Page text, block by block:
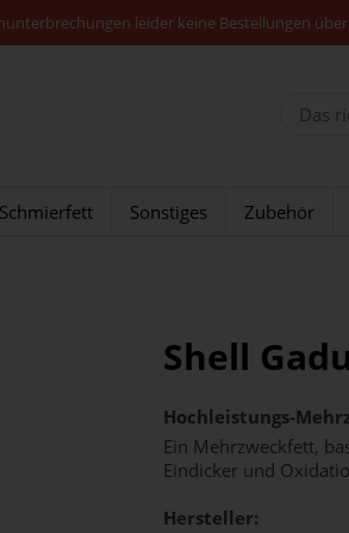
leider keine Bestellungen
Schmierfett Sonstiges Zubehör
Shell
Hochleistungs-
Ein Mehrzweckfett,
Eindicker und
Hersteller: